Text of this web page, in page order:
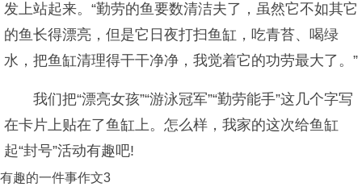
发上站起来。“勤劳的鱼要数清洁夫了，虽然它不如其它
的鱼长得漂亮，但是它日夜打扫鱼缸，吃青苔、喝绿
水，把鱼缸清理得干干净净，我觉着它的功劳最大了。”
我们把“漂亮女孩”“游泳冠军”“勤劳能手”这几个字写
在卡片上贴在了鱼缸上。怎么样，我家的这次给鱼缸
起“封号”活动有趣吧!
有趣的一件事作文3